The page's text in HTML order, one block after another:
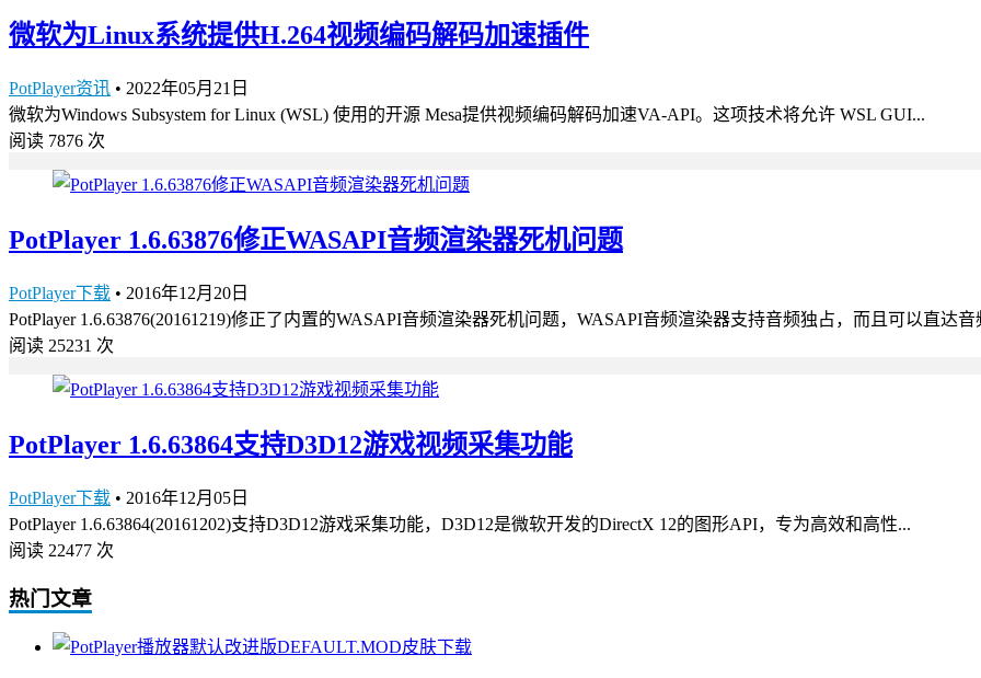
微软为Linux系统提供H.264视频编码解码加速插件
PotPlayer资讯 • 2022年05月21日
微软为Windows Subsystem for Linux (WSL) 使用的开源 Mesa提供视频编码解码加速VA-API。这项技术将允许 WSL GUI...
阅读 7876 次
PotPlayer 1.6.63876修正WASAPI音频渲染器死机问题
PotPlayer下载 • 2016年12月20日
PotPlayer 1.6.63876(20161219)修正了内置的WASAPI音频渲染器死机问题，WASAPI音频渲染器支持音频独占，而且可以直达
阅读 25231 次
PotPlayer 1.6.63864支持D3D12游戏视频采集功能
PotPlayer下载 • 2016年12月05日
PotPlayer 1.6.63864(20161202)支持D3D12游戏采集功能，‌D3D12‌是微软开发的DirectX 12的图形API，专为高效和高性...
阅读 22477 次
热门文章